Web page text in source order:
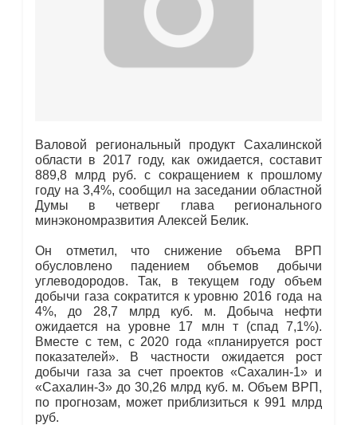
Валовой региональный продукт Сахалинской
области в 2017 году, как ожидается, составит
889,8 млрд руб. с сокращением к прошлому
году на 3,4%, сообщил на заседании областной
Думы в четверг глава регионального
минэкономразвития Алексей Белик.
Он отметил, что снижение объема ВРП
обусловлено падением объемов добычи
углеводородов. Так, в текущем году объем
добычи газа сократится к уровню 2016 года на
4%, до 28,7 млрд куб. м. Добыча нефти
ожидается на уровне 17 млн т (спад 7,1%).
Вместе с тем, с 2020 года «планируется рост
показателей». В частности ожидается рост
добычи газа за счет проектов «Сахалин-1» и
«Сахалин-3» до 30,26 млрд куб. м. Объем ВРП,
по прогнозам, может приблизиться к 991 млрд
руб.